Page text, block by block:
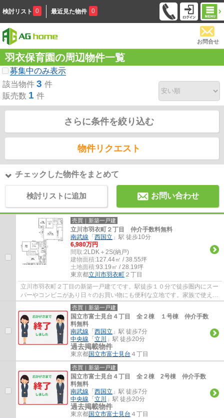
検討リスト 0 最近見た物件 0
お問合せ
羽衣保育園の周辺物件一覧
募集中のみ表示
該当物件 3 件
販売数 1 件
さらに条件を絞り込む
物件リクエスト
チェックした物件をまとめて
検討リストに追加 お問い合わせ
売買｜新築一戸建
立川市羽衣町２丁目 仲介手数料無料
南武線 「 西国立 」駅 徒歩10分
6,980万円
間取:2LDK＋2S(納戸)
建物面積:127.44㎡ / 38.55坪
土地面積:93.19㎡ / 28.19坪
東京都立川市羽衣町 ２丁目
立川市羽衣町２丁目の新築一戸建てです。駅徒歩１０分で徒歩圏内にスー
パーやコンビニがあり日々のお買い物にも便利な立地です。家族で使える
ウォークインクローゼットがついた２LDK＋...
売買｜新築一戸建
国立市富士見台４丁目 全２棟 １号棟 仲介手数
料無料
南武線 「 西国立 」駅 徒歩7分
中央線 「 立川 」駅 徒歩20分
過去掲載物件
東京都国立市富士見台 ４丁目
売買｜新築一戸建
国立市富士見台４丁目 全２棟 2号棟 仲介手数
料無料
南武線 「 西国立 」駅 徒歩7分
中央線 「 立川 」駅 徒歩20分
過去掲載物件
東京都国立市富士見台 ４丁目